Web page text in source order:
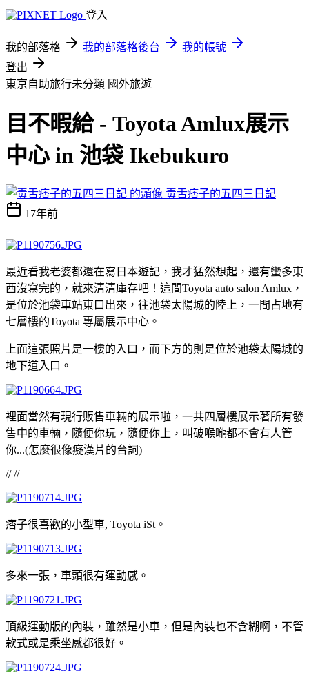
登入
我的部落格 我的部落格後台
我的帳號
登出
東京自助旅行未分類 國外旅遊
目不暇給 - Toyota Amlux展示
中心 in 池袋 Ikebukuro
毒舌痞子的五四三日記
17年前
最近看我老婆都還在寫日本遊記，我才猛然想起，還有蠻多東
西沒寫完的，就來清清庫存吧！這間Toyota auto salon Amlux，
是位於池袋車站東口出來，往池袋太陽城的陸上，一間占地有
七層樓的Toyota 專屬展示中心。
上面這張照片是一樓的入口，而下方的則是位於池袋太陽城的
地下道入口。
裡面當然有現行販售車輛的展示啦，一共四層樓展示著所有發
售中的車輛，隨便你玩，隨便你上，叫破喉嚨都不會有人管
你...(怎麼很像癡漢片的台詞)
// //
痞子很喜歡的小型車, Toyota iSt。
多來一張，車頭很有運動感。
頂級運動版的內裝，雖然是小車，但是內裝也不含糊啊，不管
款式或是乘坐感都很好。